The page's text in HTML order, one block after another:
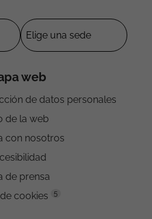
web
de datos personales
de la web
con nosotros
de prensa
cookies
5